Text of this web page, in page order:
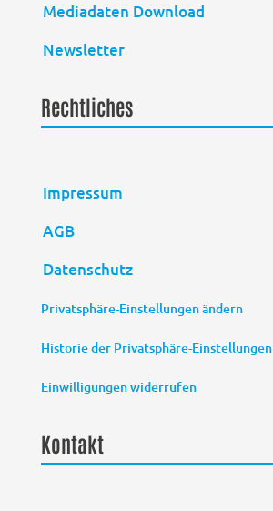
Mediadaten Download
Newsletter
Rechtliches
Impressum
AGB
Datenschutz
Privatsphäre-Einstellungen ändern
Historie der Privatsphäre-Einstellungen
Einwilligungen widerrufen
Kontakt